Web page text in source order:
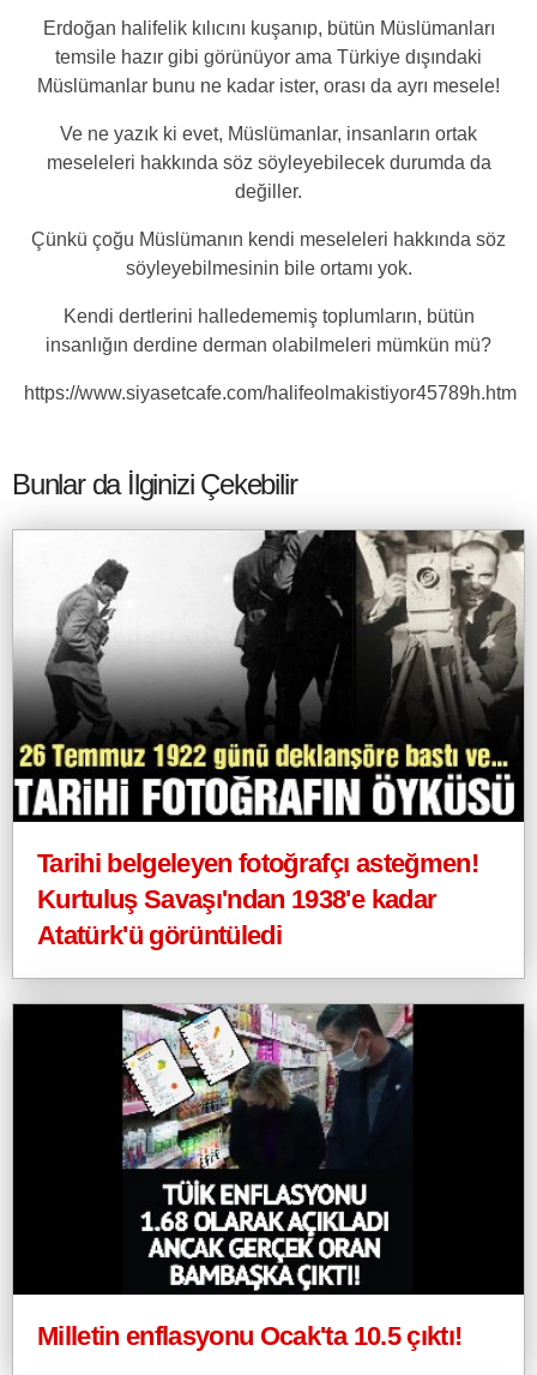
Erdoğan halifelik kılıcını kuşanıp, bütün Müslümanları
temsile hazır gibi görünüyor ama Türkiye dışındaki
Müslümanlar bunu ne kadar ister, orası da ayrı mesele!
Ve ne yazık ki evet, Müslümanlar, insanların ortak
meseleleri hakkında söz söyleyebilecek durumda da
değiller.
Çünkü çoğu Müslümanın kendi meseleleri hakkında söz
söyleyebilmesinin bile ortamı yok.
Kendi dertlerini halledememiş toplumların, bütün
insanlığın derdine derman olabilmeleri mümkün mü?
https://www.siyasetcafe.com/halifeolmakistiyor45789h.htm
Bunlar da İlginizi Çekebilir
Tarihi belgeleyen fotoğrafçı asteğmen!
Kurtuluş Savaşı'ndan 1938'e kadar
Atatürk'ü görüntüledi
Milletin enflasyonu Ocak'ta 10.5 çıktı!